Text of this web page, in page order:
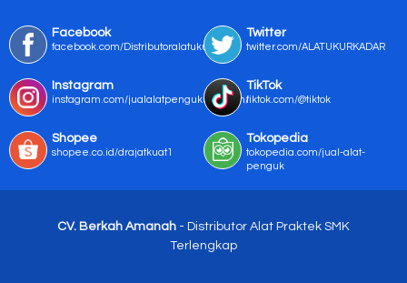
Facebook
facebook.com/Distributoralatukur
Twitter
twitter.com/ALATUKURKADAR
Instagram
instagram.com/jualalatpengukurmurah/
TikTok
tiktok.com/@tiktok
Shopee
shopee.co.id/drajatkuat1
Tokopedia
tokopedia.com/jual-alat-
penguk
CV. Berkah Amanah - Distributor Alat Praktek SMK
Terlengkap